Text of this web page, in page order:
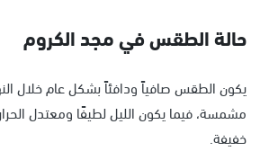
حالة الطقس في مجد الكروم
يكون الطقس صافياً ودافئاً بشكل عام خلال
مشمسة، فيما يكون الليل لطيفًا ومعتدل
خفيفة.